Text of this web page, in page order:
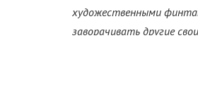
художественными
заворачивать другие